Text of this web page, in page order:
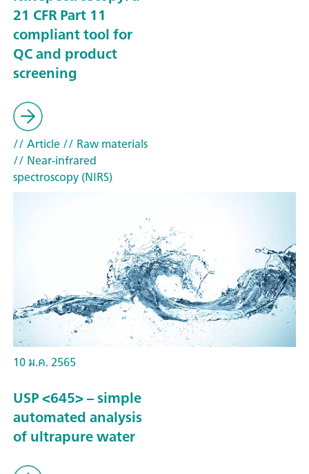
21 CFR Part 11
compliant tool for
QC and product
screening
// Article// Raw materials
// Near-infrared
spectroscopy (NIRS)
10 ม.ค. 2565
USP <645> – simple
automated analysis
of ultrapure water